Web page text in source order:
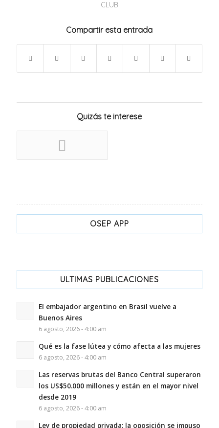
CLUB
Compartir esta entrada
Quizás te interese
OSEP APP
ULTIMAS PUBLICACIONES
El embajador argentino en Brasil vuelve a
Buenos Aires
6 agosto, 2026 - 4:00 am
Qué es la fase lútea y cómo afecta a las mujeres
6 agosto, 2026 - 4:00 am
Las reservas brutas del Banco Central superaron
los US$50.000 millones y están en el mayor nivel
desde 2019
6 agosto, 2026 - 4:00 am
Ley de propiedad privada: la oposición se impuso